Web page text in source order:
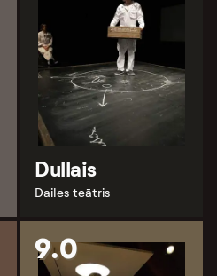
Dullais
Dailes teātris
9.0